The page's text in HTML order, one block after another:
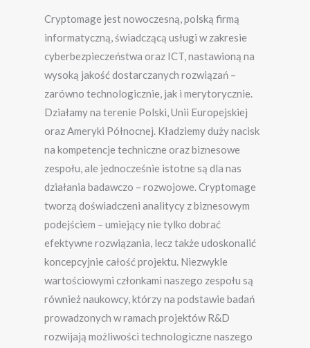
Cryptomage jest nowoczesną, polską firmą
informatyczną, świadczącą usługi w zakresie
cyberbezpieczeństwa oraz ICT, nastawioną na
wysoką jakość dostarczanych rozwiązań –
zarówno technologicznie, jak i merytorycznie.
Działamy na terenie Polski, Unii Europejskiej
oraz Ameryki Północnej. Kładziemy duży nacisk
na kompetencje techniczne oraz biznesowe
zespołu, ale jednocześnie istotne są dla nas
działania badawczo – rozwojowe. Cryptomage
tworzą doświadczeni analitycy z biznesowym
podejściem – umiejący nie tylko dobrać
efektywne rozwiązania, lecz także udoskonalić
koncepcyjnie całość projektu. Niezwykle
wartościowymi członkami naszego zespołu są
również naukowcy, którzy na podstawie badań
prowadzonych w ramach projektów R&D
rozwijają możliwości technologiczne naszego